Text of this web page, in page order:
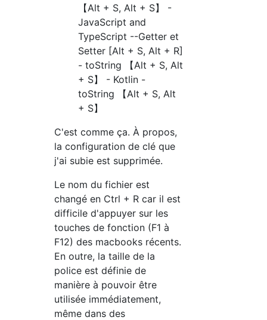
【Alt + S, Alt + S】 -
JavaScript and
TypeScript --Getter et
Setter [Alt + S, Alt + R]
- toString 【Alt + S, Alt
+ S】 - Kotlin -
toString 【Alt + S, Alt
+ S】
C'est comme ça. À propos,
la configuration de clé que
j'ai subie est supprimée.
Le nom du fichier est
changé en Ctrl + R car il est
difficile d'appuyer sur les
touches de fonction (F1 à
F12) des macbooks récents.
En outre, la taille de la
police est définie de
manière à pouvoir être
utilisée immédiatement,
même dans des